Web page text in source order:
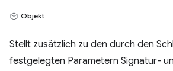
Objekt
Stellt zusätzlich zu den durch den
festgelegten Parametern Signatur-